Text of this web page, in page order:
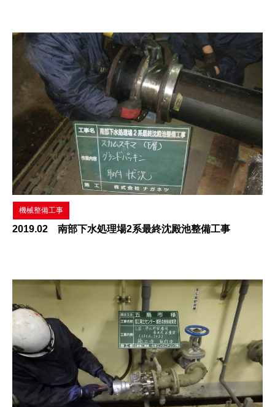
機械整備工事
2019.02 南部下水処理場2系最終沈殿池整備工事